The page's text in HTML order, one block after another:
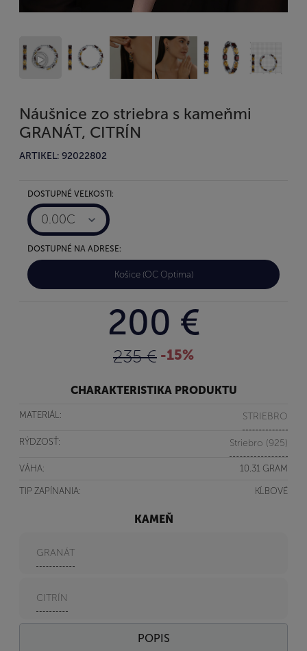
Náušnice zo striebra s kameňmi
GRANÁT, CITRÍN
ARTIKEL: 92022802
DOSTUPNÉ VEĽKOSTI:
0.00C
DOSTUPNÉ NA ADRESE:
Košice (OC Optima)
200 €
235 € -15%
CHARAKTERISTIKA PRODUKTU
MATERIÁL: STRIEBRO
RÝDZOSŤ: Striebro (925)
VÁHA: 10.31 GRAM
TIP ZAPÍNANIA: KĹBOVÉ
KAMEŇ
GRANÁT
CITRÍN
POPIS